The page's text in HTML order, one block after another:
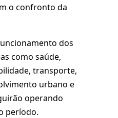
o confronto da
dos
como saúde,
transporte,
urbano e
operando
período.